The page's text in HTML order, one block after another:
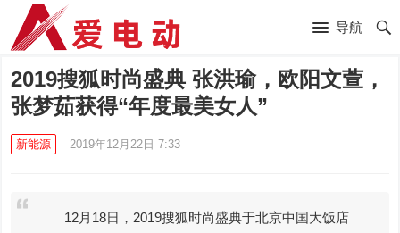
导航
2019搜狐时尚盛典 张洪瑜，欧阳文萱，
张梦茹获得“年度最美女人”
新能源 2019年12月22日 7:33
12月18日，2019搜狐时尚盛典于北京中国大饭店